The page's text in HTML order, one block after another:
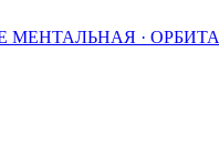
МЕНТАЛЬНАЯ · ОРБИТА